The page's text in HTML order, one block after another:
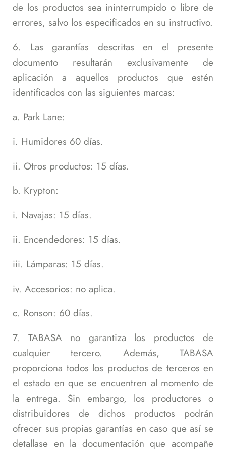
de los productos sea ininterrumpido o libre de
errores, salvo los especificados en su instructivo.
6. Las garantías descritas en el presente
documento resultarán exclusivamente de
aplicación a aquellos productos que estén
identificados con las siguientes marcas:
a. Park Lane:
i. Humidores 60 días.
ii. Otros productos: 15 días.
b. Krypton:
i. Navajas: 15 días.
ii. Encendedores: 15 días.
iii. Lámparas: 15 días.
iv. Accesorios: no aplica.
c. Ronson: 60 días.
7. TABASA no garantiza los productos de
cualquier tercero. Además, TABASA
proporciona todos los productos de terceros en
el estado en que se encuentren al momento de
la entrega. Sin embargo, los productores o
distribuidores de dichos productos podrán
ofrecer sus propias garantías en caso que así se
detallase en la documentación que acompañe